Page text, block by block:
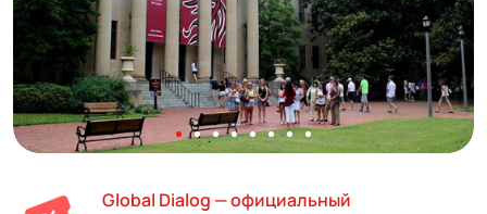
Global Dialog — официальный